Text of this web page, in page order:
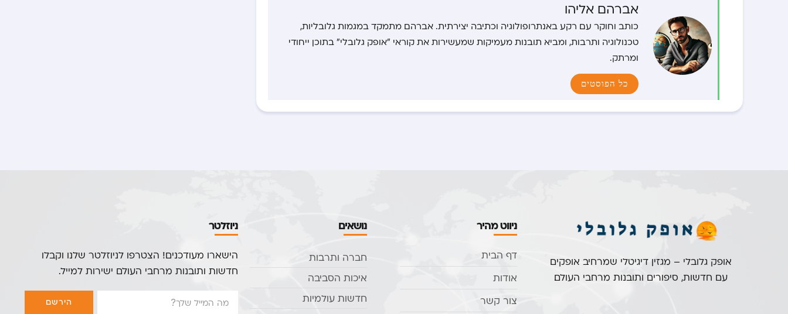
אברהם אליהו
כותב וחוקר עם רקע באנתרופולוגיה וכתיבה יצירתית. אברהם מתמקד במגמות גלובליות,
טכנולוגיה ותרבות, ומביא תובנות מעמיקות שמעשירות את קוראי "אופק גלובלי" בתוכן ייחודי
ומרתק.
כל הפוסטים
אופק גלובלי – מגזין דיגיטלי שמרחיב אופקים
עם חדשות, סיפורים ותובנות מרחבי העולם.
ניווט מהיר
דף הבית
אודות
צור קשר
נושאים
חברה ותרבות
איכות הסביבה
חדשות עולמיות
ניוזלטר
הישארו מעודכנים! הצטרפו לניוזלטר שלנו וקבלו
חדשות ותובנות מרחבי העולם ישירות למייל.
הירשם